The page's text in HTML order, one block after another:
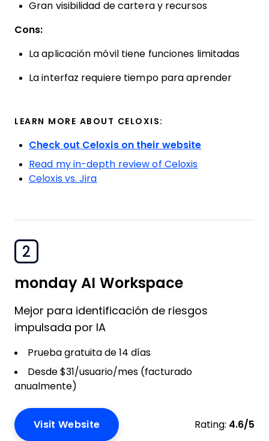
Gran visibilidad de cartera y recursos
Cons:
La aplicación móvil tiene funciones limitadas
La interfaz requiere tiempo para aprender
LEARN MORE ABOUT CELOXIS:
Check out Celoxis on their website
Read my in-depth review of Celoxis
Celoxis vs. Jira
2
monday AI Workspace
Mejor para identificación de riesgos
impulsada por IA
Prueba gratuita de 14 días
Desde $31/usuario/mes (facturado
anualmente)
Visit Website Rating: 4.6/5